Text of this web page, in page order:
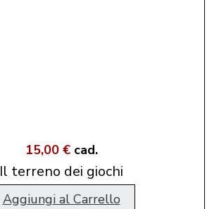
15,00 € cad.
Il terreno dei giochi
Aggiungi al Carrello